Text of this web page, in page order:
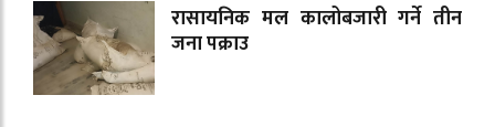
रासायनिक मल कालोबजारी गर्ने तीन
जना पक्राउ